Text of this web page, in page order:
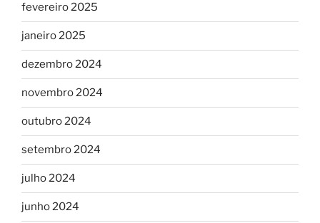
fevereiro 2025
janeiro 2025
dezembro 2024
novembro 2024
outubro 2024
setembro 2024
julho 2024
junho 2024